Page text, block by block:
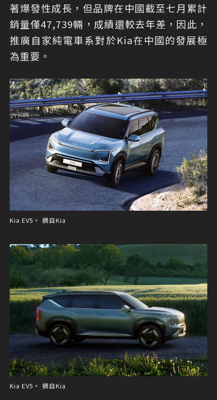
著爆發性成長，但品牌在中國截至七月累計
銷量僅47,739輛，成績還較去年差，因此，
推廣自家純電車系對於Kia在中國的發展極
為重要。
Kia EV5。 摘自Kia
Kia EV5。 摘自Kia